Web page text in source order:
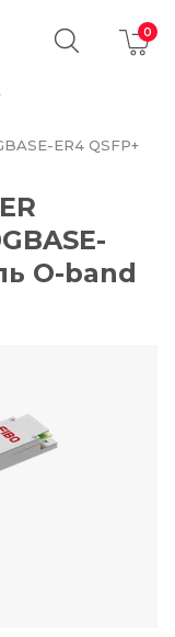
ER4 QSFP+
O-band